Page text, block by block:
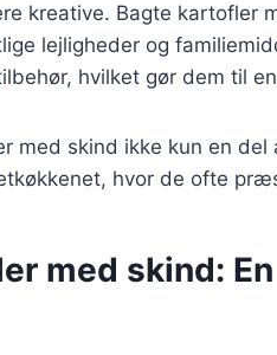
kreative. Bagte
lejligheder og
hvilket gør dem til
med skind ikke kun en
hvor de ofte
med skind: